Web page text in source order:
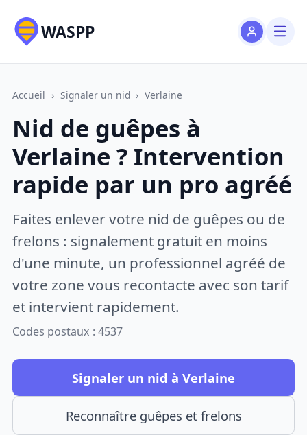
WASPP
Accueil › Signaler un nid › Verlaine
Nid de guêpes à
Verlaine ? Intervention
rapide par un pro agréé
Faites enlever votre nid de guêpes ou de
frelons : signalement gratuit en moins
d'une minute, un professionnel agréé de
votre zone vous recontacte avec son tarif
et intervient rapidement.
Codes postaux : 4537
Signaler un nid à Verlaine
Reconnaître guêpes et frelons